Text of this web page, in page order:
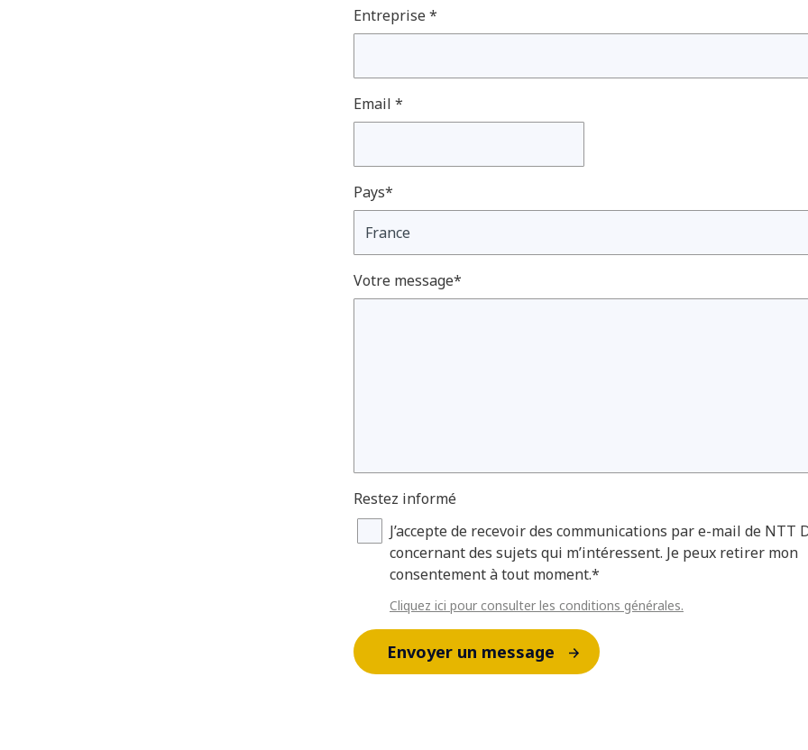
Entreprise *
Email *
Pays*
Votre message*
Restez informé
J’accepte de recevoir des communications par e-mail de NTT
concernant des sujets qui m’intéressent. Je peux retirer mon
consentement à tout moment.*
Cliquez ici pour consulter les conditions générales.
Envoyer un message